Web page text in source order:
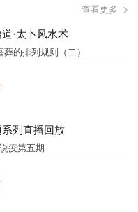
查看更多
·太卜风水术
葬的排列规则（二）
系列直播回放
疫第五期